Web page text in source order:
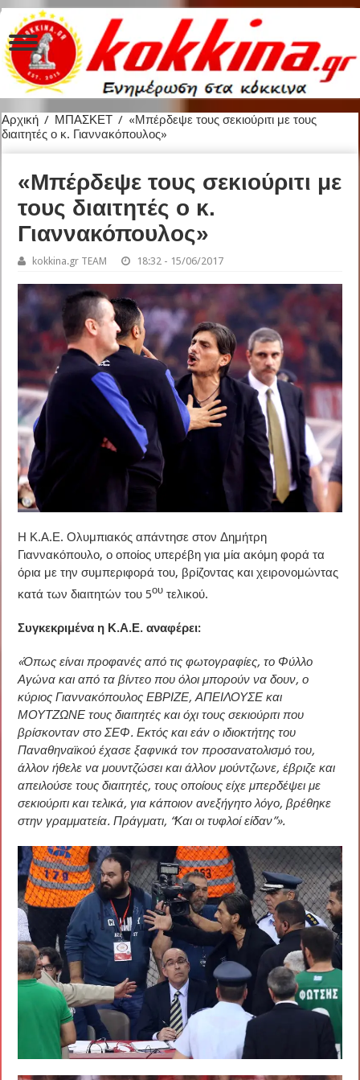
Αρχική / ΜΠΑΣΚΕΤ / «Μπέρδεψε τους σεκιούριτι με τους
διαιτητές ο κ. Γιαννακόπουλος»
«Μπέρδεψε τους σεκιούριτι με
τους διαιτητές ο κ.
Γιαννακόπουλος»
kokkina.gr TEAM 18:32 - 15/06/2017
Η Κ.Α.Ε. Ολυμπιακός απάντησε στον Δημήτρη
Γιαννακόπουλο, ο οποίος υπερέβη για μία ακόμη φορά τα
όρια με την συμπεριφορά του, βρίζοντας και χειρονομώντας
κατά των διαιτητών του 5ου τελικού.
Συγκεκριμένα η Κ.Α.Ε. αναφέρει:
«Όπως είναι προφανές από τις φωτογραφίες, το Φύλλο
Αγώνα και από τα βίντεο που όλοι μπορούν να δουν, ο
κύριος Γιαννακόπουλος ΕΒΡΙΖΕ, ΑΠΕΙΛΟΥΣΕ και
ΜΟΥΤΖΩΝΕ τους διαιτητές και όχι τους σεκιούριτι που
βρίσκονταν στο ΣΕΦ. Εκτός και εάν ο ιδιοκτήτης του
Παναθηναϊκού έχασε ξαφνικά τον προσανατολισμό του,
άλλον ήθελε να μουντζώσει και άλλον μούντζωνε, έβριζε και
απειλούσε τους διαιτητές, τους οποίους είχε μπερδέψει με
σεκιούριτι και τελικά, για κάποιον ανεξήγητο λόγο, βρέθηκε
στην γραμματεία. Πράγματι, “Και οι τυφλοί είδαν”».